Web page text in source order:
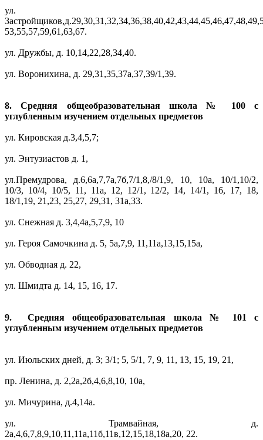
ул.
53,55,57,59,61,63,67.
ул. Дружбы, д. 10,14,22,28,34,40.
ул. Воронихина, д. 29,31,35,37а,37,39/1,39.
8. Средняя общеобразовательная школа № 100 с
углубленным изучением отдельных предметов
ул. Кировская д.3,4,5,7;
ул. Энтузиастов д. 1,
ул.Премудрова, д.6,6а,7,7а,7б,7/1,8,/8/1,9, 10, 10а, 10/1,10/2,
10/3, 10/4, 10/5, 11, 11а, 12, 12/1, 12/2, 14, 14/1, 16, 17, 18,
18/1,19, 21,23, 25,27, 29,31, 31а,33.
ул. Снежная д. 3,4,4а,5,7,9, 10
ул. Героя Самочкина д. 5, 5а,7,9, 11,11а,13,15,15а,
ул. Обводная д. 22,
ул. Шмидта д. 14, 15, 16, 17.
9. Средняя общеобразовательная школа № 101 с
углубленным изучением отдельных предметов
ул. Июльских дней, д. 3; 3/1; 5, 5/1, 7, 9, 11, 13, 15, 19, 21,
пр. Ленина, д. 2,2а,2б,4,6,8,10, 10а,
ул. Мичурина, д.4,14а.
ул. Трамвайная, д.
2а,4,6,7,8,9,10,11,11а,11б,11в,12,15,18,18а,20, 22.